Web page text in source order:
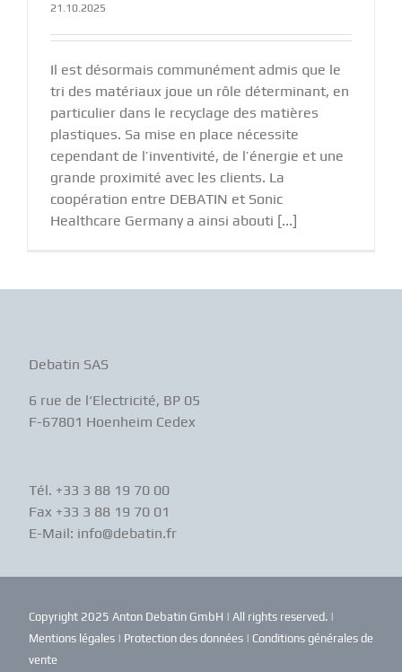
21.10.2025
Il est désormais communément admis que le
tri des matériaux joue un rôle déterminant, en
particulier dans le recyclage des matières
plastiques. Sa mise en place nécessite
cependant de l’inventivité, de l’énergie et une
grande proximité avec les clients. La
coopération entre DEBATIN et Sonic
Healthcare Germany a ainsi abouti [...]
Debatin SAS
6 rue de l‘Electricité, BP 05
F-67801 Hoenheim Cedex
Tél. +33 3 88 19 70 00
Fax +33 3 88 19 70 01
E-Mail: info@debatin.fr
Copyright 2025 Anton Debatin GmbH | All rights reserved. |
Mentions légales| Protection des données| Conditions générales de
vente